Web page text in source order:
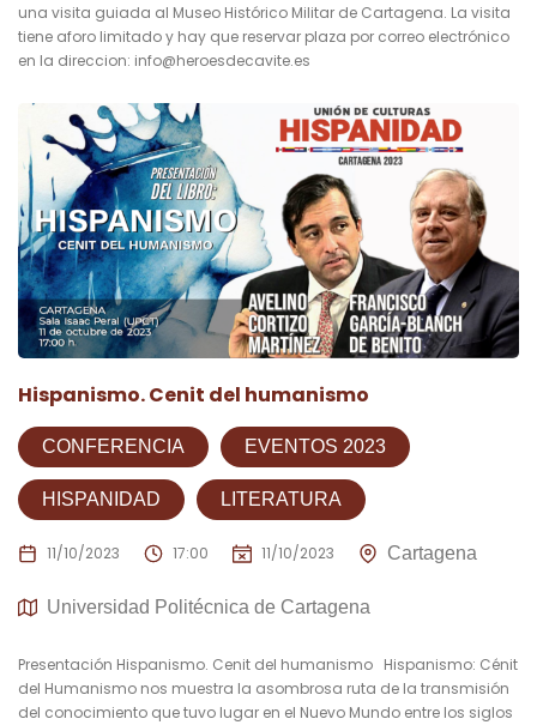
una visita guiada al Museo Histórico Militar de Cartagena. La visita
tiene aforo limitado y hay que reservar plaza por correo electrónico
en la direccion: info@heroesdecavite.es
Hispanismo. Cenit del humanismo
CONFERENCIA EVENTOS 2023
HISPANIDAD LITERATURA
11/10/2023 17:00 11/10/2023 Cartagena
Universidad Politécnica de Cartagena
Presentación Hispanismo. Cenit del humanismo Hispanismo: Cénit
del Humanismo nos muestra la asombrosa ruta de la transmisión
del conocimiento que tuvo lugar en el Nuevo Mundo entre los siglos